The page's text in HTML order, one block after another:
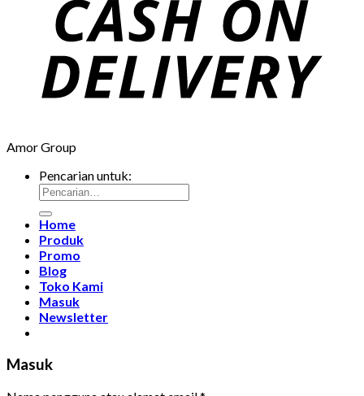
Amor Group
Pencarian untuk:
Home
Produk
Promo
Blog
Toko Kami
Masuk
Newsletter
Masuk